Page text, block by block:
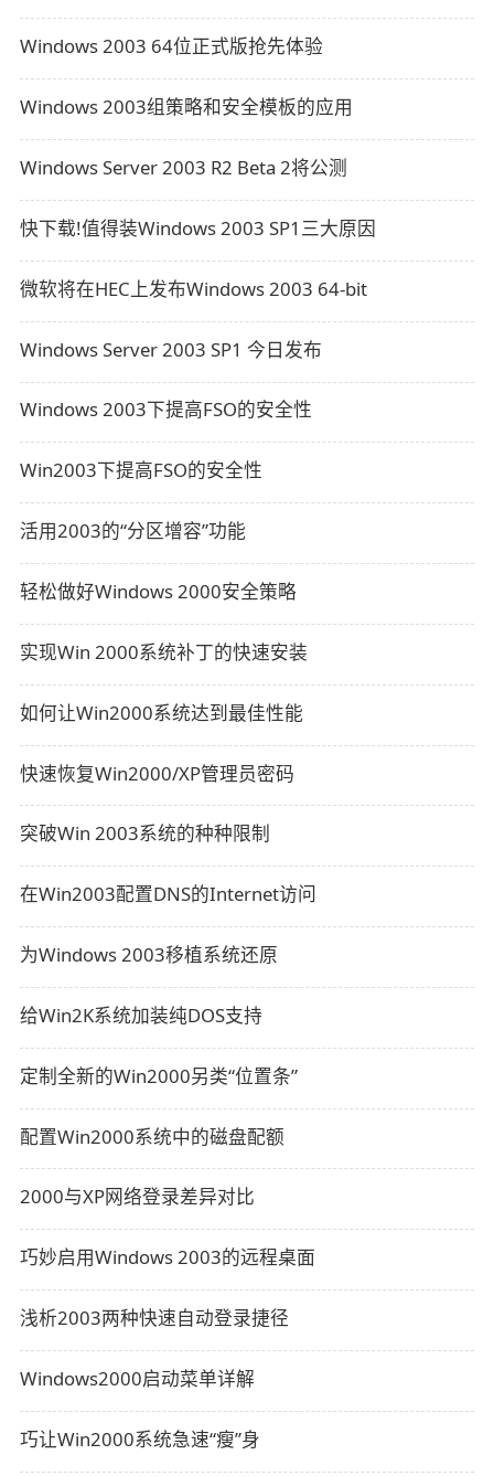
Windows 2003 64位正式版抢先体验
Windows 2003组策略和安全模板的应用
Windows Server 2003 R2 Beta 2将公测
快下载!值得装Windows 2003 SP1三大原因
微软将在HEC上发布Windows 2003 64-bit
Windows Server 2003 SP1 今日发布
Windows 2003下提高FSO的安全性
Win2003下提高FSO的安全性
活用2003的“分区增容”功能
轻松做好Windows 2000安全策略
实现Win 2000系统补丁的快速安装
如何让Win2000系统达到最佳性能
快速恢复Win2000/XP管理员密码
突破Win 2003系统的种种限制
在Win2003配置DNS的Internet访问
为Windows 2003移植系统还原
给Win2K系统加装纯DOS支持
定制全新的Win2000另类“位置条”
配置Win2000系统中的磁盘配额
2000与XP网络登录差异对比
巧妙启用Windows 2003的远程桌面
浅析2003两种快速自动登录捷径
Windows2000启动菜单详解
巧让Win2000系统急速“瘦”身